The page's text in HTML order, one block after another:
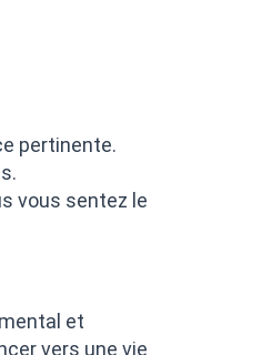
pertinente.
vous sentez le
et
vers une vie